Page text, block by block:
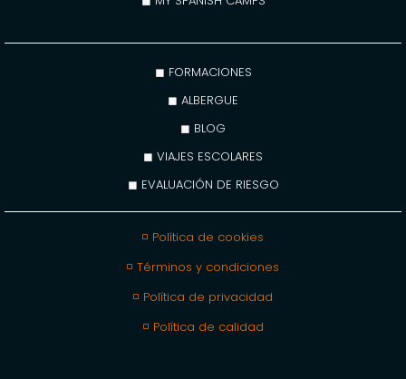
◼ FORMACIONES
◼ ALBERGUE
◼ BLOG
◼ VIAJES ESCOLARES
◼ EVALUACIÓN DE RIESGO
◽ Política de cookies
◽ Términos y condiciones
◽ Política de privacidad
◽ Política de calidad